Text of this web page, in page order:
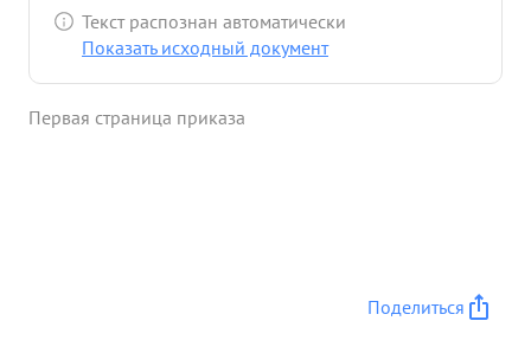
имел численное превосходство в живой силе
Только благодаря хорошей подготовке к прорыву
на 30 км. Полк преследуя противника 4.05.45 45 г.
вом эшелоне дивизии прорвал долговременную
Текст распознан автоматически
Показать исходный документ
Первая страница приказа
Поделиться